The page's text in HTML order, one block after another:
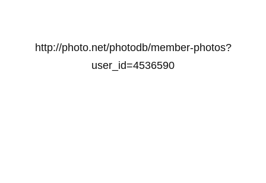
http://photo.net/photodb/member-photos?
user_id=4536590